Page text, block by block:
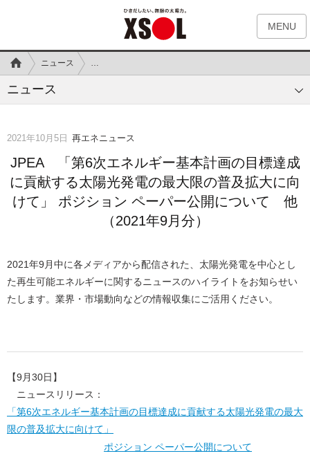
MENU
ニュース JPEA 「第6次エネルギー基本計画の目標達成に貢献す
ニュース
2021年10月5日 再エネニュース
JPEA 「第6次エネルギー基本計画の目標達成
に貢献する太陽光発電の最大限の普及拡大に向
けて」 ポジション ペーパー公開について 他
（2021年9月分）
2021年9月中に各メディアから配信された、太陽光発電を中心とし
た再生可能エネルギーに関するニュースのハイライトをお知らせい
たします。業界・市場動向などの情報収集にご活用ください。
【9月30日】
ニュースリリース：
「第6次エネルギー基本計画の目標達成に貢献する太陽光発電の最大
限の普及拡大に向けて」
ポジション ペーパー公開について